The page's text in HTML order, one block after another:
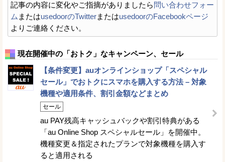
記事の内容に変化やご指摘がありましたら問い合わせフォー
ム またはusedoorのTwitterまたはusedoorのFacebookページ
よりご連絡ください。
現在開催中の「おトク」なキャンペーン、セール
【条件変更】auオンラインショップ「スペシャル
セール」でおトクにスマホを購入する方法 – 対象
機種や適用条件、割引金額などまとめ
セール
au PAY残高キャッシュバックや割引特典がある
「au Online Shop スペシャルセール」を開催中。
機種変更＆指定されたプランで対象機種を購入す
ると適用される